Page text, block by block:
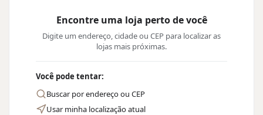
Encontre uma loja perto de você
Digite um endereço, cidade ou CEP para localizar as
lojas mais próximas.
Você pode tentar:
Buscar por endereço ou CEP
Usar minha localização atual